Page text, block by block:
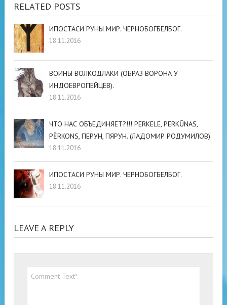
RELATED POSTS
ИПОСТАСИ РУНЫ МИР. ЧЕРНОБОГБЕЛБОГ.
18.11.2016
ВОИНЫ ВОЛКОДЛАКИ (ОБРАЗ ВОРОНА У
ИНДОЕВРОПЕЙЦЕВ).
18.11.2016
ЧТО НАС ОБЪЕДИНЯЕТ?!!! PERKELE, PERKŪNAS,
PĒRKONS, ПЕРУН, ПЯРУН. (ЛАДОМИР РОДУМИЛОВ)
18.11.2016
ИПОСТАСИ РУНЫ МИР. ЧЕРНОБОГБЕЛБОГ.
18.11.2016
LEAVE A REPLY